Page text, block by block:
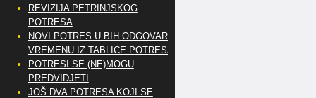
REVIZIJA PETRINJSKOG
POTRESA
NOVI POTRES U BIH ODGOVARA
VREMENU IZ TABLICE POTRESA
POTRESI SE (NE)MOGU
PREDVIDJETI
JOŠ DVA POTRESA KOJI SE